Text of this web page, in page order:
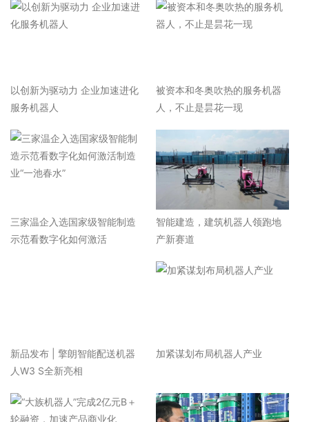
以创新为驱动力 企业加速进化
服务机器人
被资本和冬奥吹热的服务机器
人，不止是昙花一现
三家温企入选国家级智能制造
示范看数字化如何激活
智能建造，建筑机器人领跑地
产新赛道
新品发布 | 擎朗智能配送机器
人W3 S全新亮相
加紧谋划布局机器人产业